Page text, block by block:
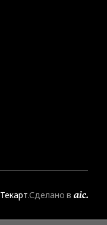
Текарт.Сделано в